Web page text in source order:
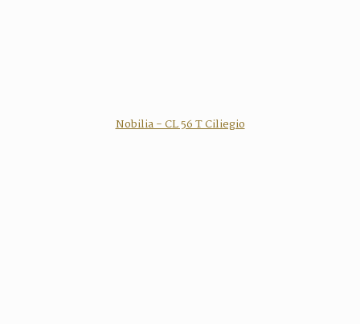
Nobilia - CL 56 T Ciliegio